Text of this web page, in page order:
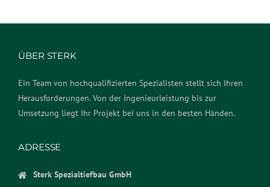
ÜBER STERK
Ein Team von hochqualifizierten Spezialisten stellt sich Ihren
Herausforderungen. Von der Ingenieurleistung bis zur
Umsetzung liegt Ihr Projekt bei uns in den besten Händen.
ADRESSE
Sterk Spezialtiefbau GmbH